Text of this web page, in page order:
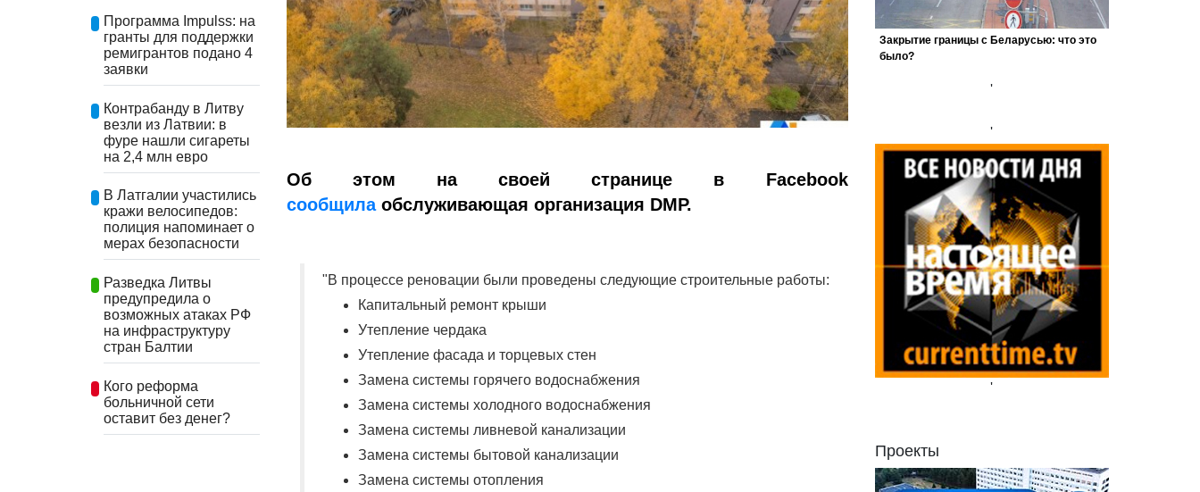
Программа Impulss: на
гранты для поддержки
ремигрантов подано 4
заявки
Контрабанду в Литву
везли из Латвии: в
фуре нашли сигареты
на 2,4 млн евро
В Латгалии участились
кражи велосипедов:
полиция напоминает о
мерах безопасности
Разведка Литвы
предупредила о
возможных атаках РФ
на инфраструктуру
стран Балтии
Кого реформа
больничной сети
оставит без денег?
Об этом на своей странице в Facebook
сообщилаобслуживающая организация DMP.
"В процессе реновации были проведены следующие строительные работы:
Капитальный ремонт крыши
Утепление чердака
Утепление фасада и торцевых стен
Замена системы горячего водоснабжения
Замена системы холодного водоснабжения
Замена системы ливневой канализации
Замена системы бытовой канализации
Замена системы отопления
'
'
'
Проекты